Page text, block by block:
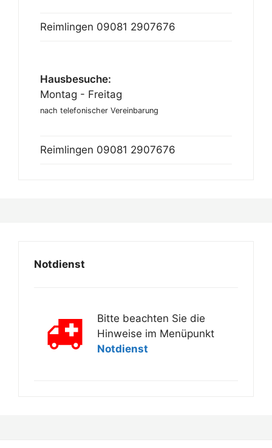
Reimlingen 09081 2907676
Hausbesuche:
Montag - Freitag
nach telefonischer Vereinbarung
Reimlingen 09081 2907676
Notdienst
Bitte beachten Sie die
Hinweise im Menüpunkt
Notdienst